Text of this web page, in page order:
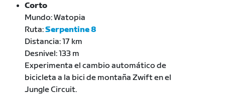
Corto
Mundo: Watopia
Ruta:Serpentine 8
Distancia: 17 km
Desnivel: 133 m
Experimenta el cambio automático de
bicicleta a la bici de montaña Zwift en el
Jungle Circuit.